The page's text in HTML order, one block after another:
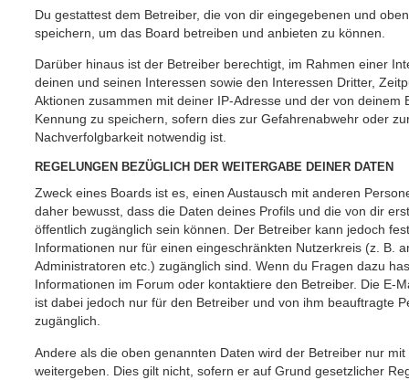
Du gestattest dem Betreiber, die von dir eingegebenen und
speichern, um das Board betreiben und anbieten zu können.
Darüber hinaus ist der Betreiber berechtigt, im Rahmen einer
deinen und seinen Interessen sowie den Interessen Dritter,
Aktionen zusammen mit deiner IP-Adresse und der von deinem
Kennung zu speichern, sofern dies zur Gefahrenabwehr oder
Nachverfolgbarkeit notwendig ist.
REGELUNGEN BEZÜGLICH DER WEITERGABE DEINER DATEN
Zweck eines Boards ist es, einen Austausch mit anderen
daher bewusst, dass die Daten deines Profils und die von dir
öffentlich zugänglich sein können. Der Betreiber kann jedoch
Informationen nur für einen eingeschränkten Nutzerkreis (z. B.
Administratoren etc.) zugänglich sind. Wenn du Fragen dazu
Informationen im Forum oder kontaktiere den Betreiber. Die E-
ist dabei jedoch nur für den Betreiber und von ihm beauftragte
zugänglich.
Andere als die oben genannten Daten wird der Betreiber nur
weitergeben. Dies gilt nicht, sofern er auf Grund gesetzlicher